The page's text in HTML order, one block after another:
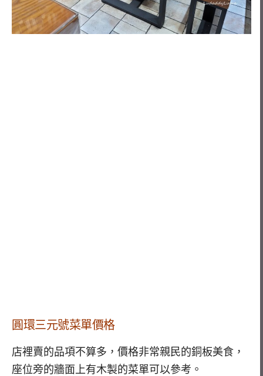
圓環三元號菜單價格
店裡賣的品項不算多，價格非常親民的銅板美食，
座位旁的牆面上有木製的菜單可以參考。